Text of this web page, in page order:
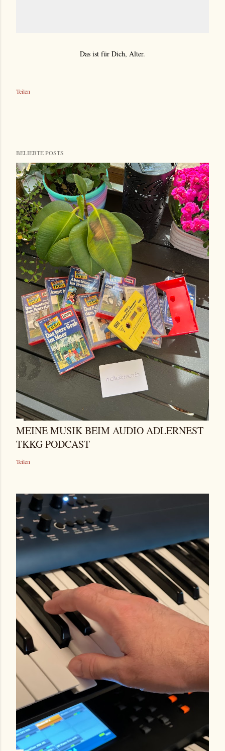
Das ist für Dich, Alter.
Teilen
BELIEBTE POSTS
MEINE MUSIK BEIM AUDIO ADLERNEST
TKKG PODCAST
Teilen